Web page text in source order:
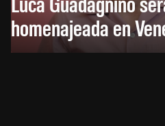
homenajeada en